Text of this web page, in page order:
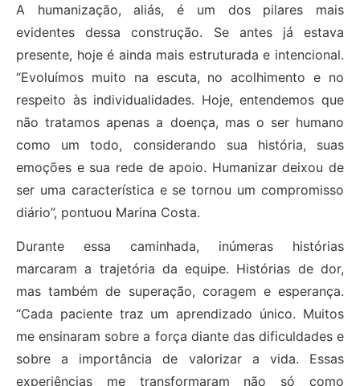
A humanização, aliás, é um dos pilares mais
evidentes dessa construção. Se antes já estava
presente, hoje é ainda mais estruturada e intencional.
“Evoluímos muito na escuta, no acolhimento e no
respeito às individualidades. Hoje, entendemos que
não tratamos apenas a doença, mas o ser humano
como um todo, considerando sua história, suas
emoções e sua rede de apoio. Humanizar deixou de
ser uma característica e se tornou um compromisso
diário”, pontuou Marina Costa.
Durante essa caminhada, inúmeras histórias
marcaram a trajetória da equipe. Histórias de dor,
mas também de superação, coragem e esperança.
“Cada paciente traz um aprendizado único. Muitos
me ensinaram sobre a força diante das dificuldades e
sobre a importância de valorizar a vida. Essas
experiências me transformaram não só como